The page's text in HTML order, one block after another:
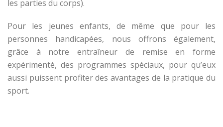
les parties du corps).
Pour les jeunes enfants, de même que pour les
personnes handicapées, nous offrons également,
grâce à notre entraîneur de remise en forme
expérimenté, des programmes spéciaux, pour qu’eux
aussi puissent profiter des avantages de la pratique du
sport.